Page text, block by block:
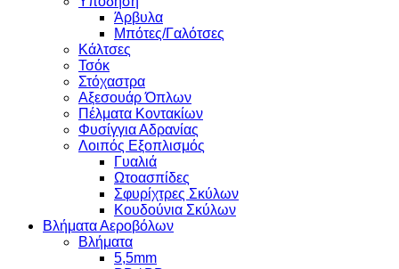
Άρβυλα
Μπότες/Γαλότσες
Κάλτσες
Τσόκ
Στόχαστρα
Αξεσουάρ Όπλων
Πέλματα Κοντακίων
Φυσίγγια Αδρανίας
Λοιπός Εξοπλισμός
Γυαλιά
Ωτοασπίδες
Σφυρίχτρες Σκύλων
Κουδούνια Σκύλων
Βλήματα Αεροβόλων
Βλήματα
5,5mm